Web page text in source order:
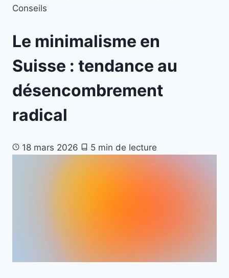
Conseils
Le minimalisme en
Suisse : tendance au
désencombrement
radical
18 mars 2026 5 min de lecture